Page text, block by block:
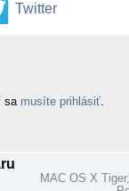
Twitter
sa musíte prihlásiť
MAC OS X